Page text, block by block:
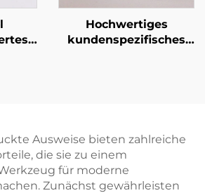
Hochwertiges
kundenspezifisches
Ausweise bieten zahlreiche
die sie zu einem
für moderne
Zunächst gewährleisten